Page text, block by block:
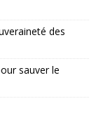
des
sauver le